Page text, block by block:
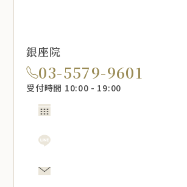
銀座院
03-5579-9601
受付時間 10:00 - 19:00